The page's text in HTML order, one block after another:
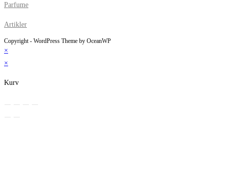
Parfume
Artikler
Copyright - WordPress Theme by OceanWP
×
×
Kurv